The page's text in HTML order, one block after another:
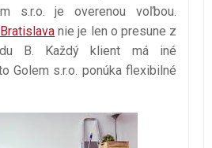
s.r.o. je overenou voľbou.
nie je len o presune z
B. Každý klient má iné
Golem s.r.o. ponúka flexibilné